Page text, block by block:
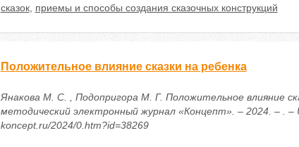
сказок, приемы и способы создания сказочных конструкций
Положительное влияние сказки на ребенка
Янакова М. С. , Подопригора М. Г. Положительное влияние
методический электронный журнал «Концепт». – 2024. – . –
koncept.ru/2024/0.htm?id=38269